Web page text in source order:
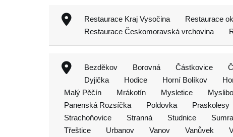
Restaurace Kraj Vysočina Restaurace
Restaurace Českomoravská vrchovina
Bezděkov Borovná Částkovice
Dyjička
Hodice Horní Bolíkov
Malý Pěčín
Mrákotín Mysletice
Panenská Rozsíčka
Poldovka Praskolesy
Strachoňovice
Stranná Studnice
Třeštice
Urbanov Vanov Vanůvek